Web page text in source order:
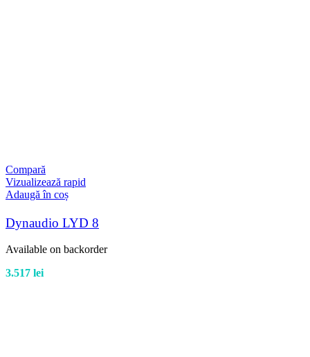
Compară
Vizualizează rapid
Adaugă în coș
Dynaudio LYD 8
Available on backorder
3.517 lei